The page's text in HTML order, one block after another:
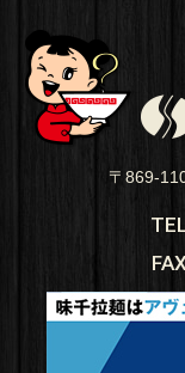
〒869-